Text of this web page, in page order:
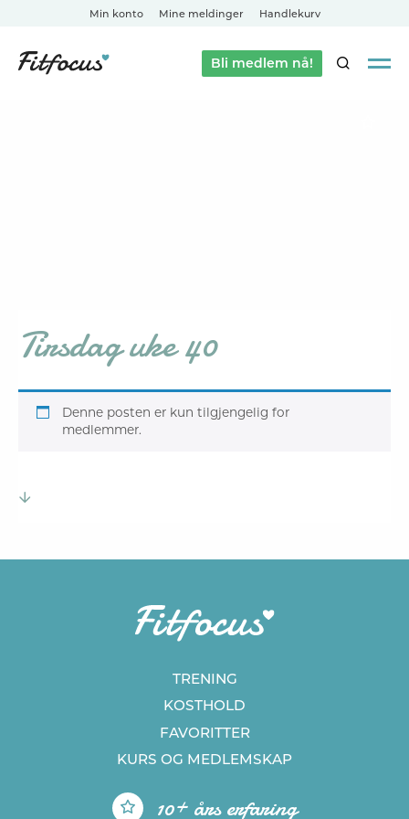
Min konto Mine meldinger Handlekurv
Bli medlem nå!SØK
Tirsdag uke 40
Denne posten er kun tilgjengelig for
medlemmer.
TRENING
KOSTHOLD
FAVORITTER
KURS OG MEDLEMSKAP
10+ års erfaring